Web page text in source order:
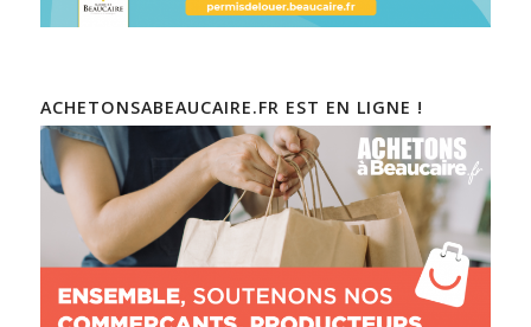
ACHETONSABEAUCAIRE.FR EST EN LIGNE !